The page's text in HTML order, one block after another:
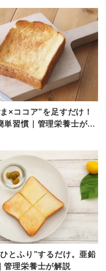
×ココア”を足すだけ！
単習慣｜管理栄養士が解
とふり”するだけ。亜鉛
管理栄養士が解説